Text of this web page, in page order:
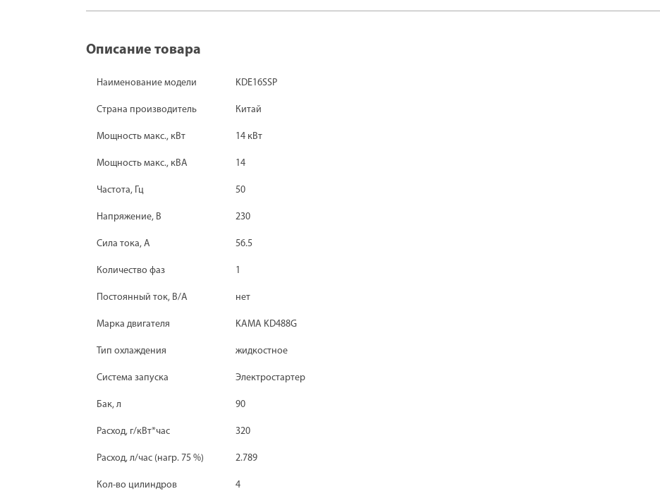
Описание товара
Наименование модели KDE16SSP
Страна производитель Китай
Мощность макс., кВт 14 кВт
Мощность макс., кВА 14
Частота, Гц 50
Напряжение, В 230
Сила тока, А 56.5
Количество фаз 1
Постоянный ток, В/А нет
Марка двигателя KAMA KD488G
Тип охлаждения жидкостное
Система запуска Электростартер
Бак, л 90
Расход, г/кВт*час 320
Расход, л/час (нагр. 75 %) 2.789
Кол-во цилиндров 4